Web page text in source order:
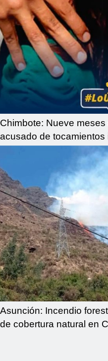
Chimbote: Nueve
acusado de
Asunción: Incendio
de cobertura natural en